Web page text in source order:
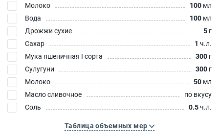
Молоко
100 мл
Вода
100 мл
Дрожжи сухие
5 г
Сахар
1 ч.л.
Мука пшеничная I сорта
300 г
Сулугуни
300 г
Молоко
50 мл
Масло сливочное
по вкусу
Соль
0.5ч.л.
Таблица объемных мер